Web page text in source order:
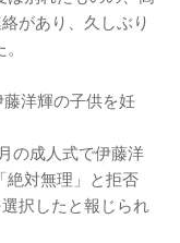
があり、久しぶり
洋輝の子供を妊
の成人式で伊藤洋
絶対無理」と拒否
択したと報じられ